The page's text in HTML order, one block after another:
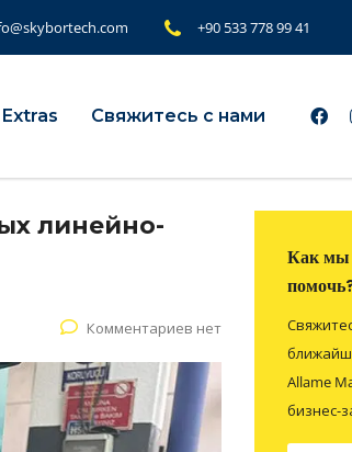
+90 533 778 99 41
Extras Свяжитесь с нами
линейно-
Комментариев нет
Как
Allame
бизнес-